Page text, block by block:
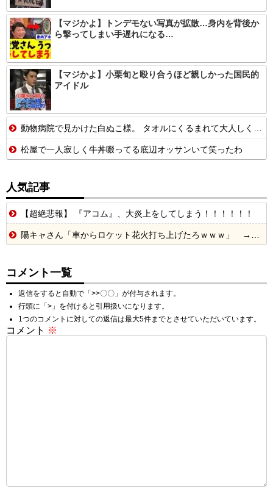
【マジかよ】トンデモない写真が拡散…身内を背後か
ら撃ってしまい手遅れになる…
【マジかよ】小栗旬と殴り合うほど親しかった国民的
アイドル
動物病院で見かけた白ぬこ様。 タオルにくるまれて大人しく抱っこされてたんだが 話を聞いてビックリ【再】
松屋で一人寂しく牛丼啜ってる底辺オッサンいて笑ったわ
人気記事
【超絶悲報】 『アコム』、大炎上をしてしまう！！！！！！
陽キャさん「車からロケット花火打ち上げたろｗｗｗ」 → サンルーフが閉まっていて無事車内に発射
コメント一覧
返信をすると自動で「>>〇〇」が付与されます。
行頭に「>」を付けると引用扱いになります。
1つのコメントに対しての返信は最大5件までとさせていただいています。
コメント ※